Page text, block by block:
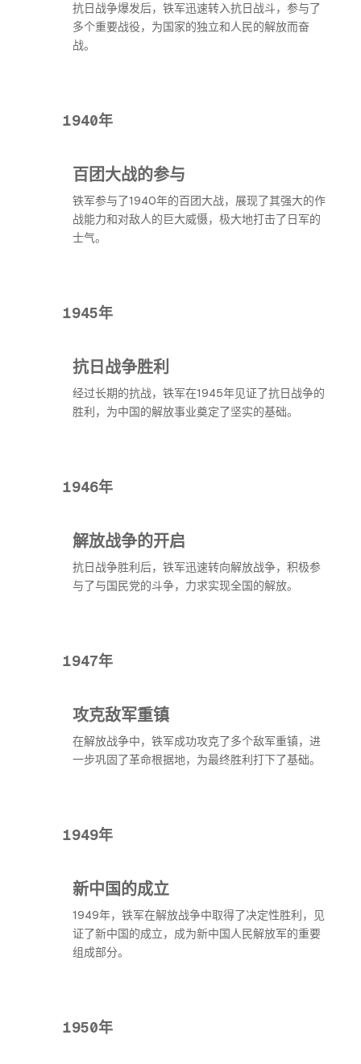
抗日战争爆发后，铁军迅速转入抗日战斗，参与了
多个重要战役，为国家的独立和人民的解放而奋
战。
1940年
百团大战的参与
铁军参与了1940年的百团大战，展现了其强大的作
战能力和对敌人的巨大威慑，极大地打击了日军的
士气。
1945年
抗日战争胜利
经过长期的抗战，铁军在1945年见证了抗日战争的
胜利，为中国的解放事业奠定了坚实的基础。
1946年
解放战争的开启
抗日战争胜利后，铁军迅速转向解放战争，积极参
与了与国民党的斗争，力求实现全国的解放。
1947年
攻克敌军重镇
在解放战争中，铁军成功攻克了多个敌军重镇，进
一步巩固了革命根据地，为最终胜利打下了基础。
1949年
新中国的成立
1949年，铁军在解放战争中取得了决定性胜利，见
证了新中国的成立，成为新中国人民解放军的重要
组成部分。
1950年